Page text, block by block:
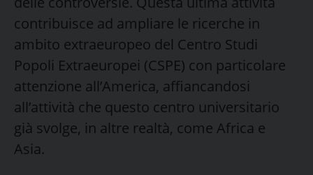
contribuisce ad ampliare le ricerche in
ambito extraeuropeo del Centro Studi
Popoli Extraeuropei (CSPE) con particolare
attenzione all’America, affiancandosi
all’attività che questo centro universitario
già svolge, in altre realtà, come Africa e
Asia.